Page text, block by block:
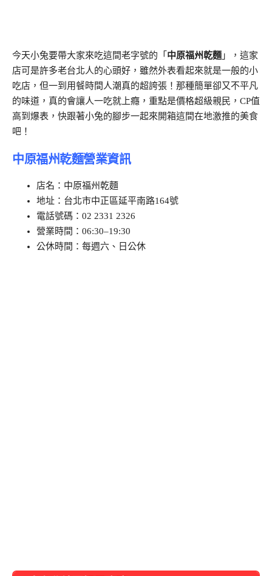
今天小兔要帶大家來吃這間老字號的「 中原福州乾麵 」，這家
店可是許多老台北人的心頭好，雖然外表看起來就是一般的小
吃店，但一到用餐時間人潮真的超誇張！那種簡單卻又不平凡
的味道，真的會讓人一吃就上癮，重點是價格超級親民，CP值
高到爆表，快跟著小兔的腳步一起來開箱這間在地激推的美食
吧！
中原福州乾麵營業資訊
店名：中原福州乾麵
地址：台北市中正區延平南路164號
電話號碼：02 2331 2326
營業時間：06:30–19:30
公休時間：每週六、日公休